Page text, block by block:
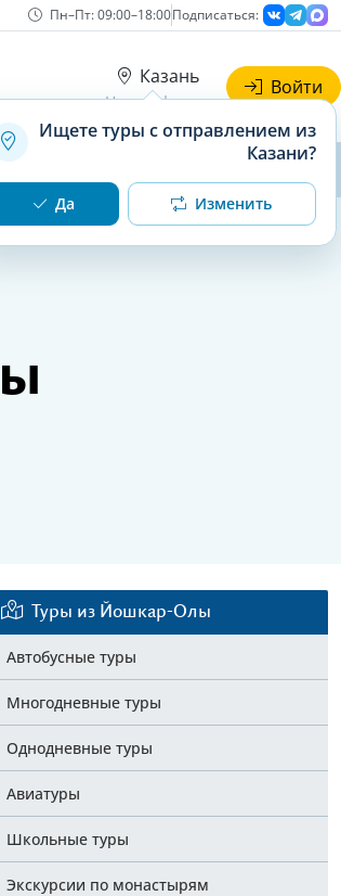
Пн–Пт: 09:00–18:00Подписаться:
Казань
Ищете туры с отправлением из
Казани?
Да Изменить
Наши офисы
Войти
Туры из Йошкар-Олы
Автобусные туры
Многодневные туры
Однодневные туры
Авиатуры
Школьные туры
Экскурсии по монастырям